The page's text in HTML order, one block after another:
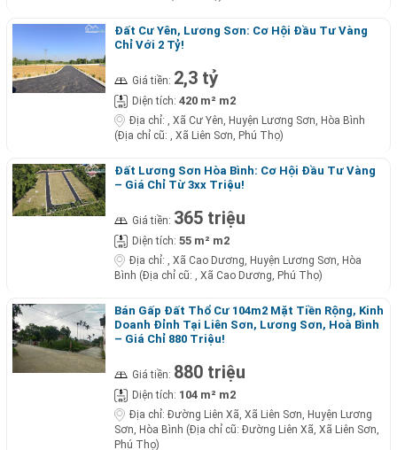
Đất Cư Yên, Lương Sơn: Cơ Hội Đầu Tư Vàng
Chỉ Với 2 Tỷ!
Giá tiền: 2,3 tỷ
Diện tích: 420 m² m2
Địa chỉ:
, Xã Cư Yên, Huyện Lương Sơn, Hòa Bình
(Địa chỉ cũ: , Xã Liên Sơn, Phú Thọ)
Đất Lương Sơn Hòa Bình: Cơ Hội Đầu Tư Vàng
– Giá Chỉ Từ 3xx Triệu!
Giá tiền: 365 triệu
Diện tích: 55 m² m2
Địa chỉ:
, Xã Cao Dương, Huyện Lương Sơn, Hòa
Bình (Địa chỉ cũ: , Xã Cao Dương, Phú Thọ)
Bán Gấp Đất Thổ Cư 104m2 Mặt Tiền Rộng, Kinh
Doanh Đỉnh Tại Liên Sơn, Lương Sơn, Hoà Bình
– Giá Chỉ 880 Triệu!
Giá tiền: 880 triệu
Diện tích: 104 m² m2
Địa chỉ: Đường Liên Xã, Xã Liên Sơn, Huyện Lương
Sơn, Hòa Bình (Địa chỉ cũ: Đường Liên Xã, Xã Liên Sơn,
Phú Thọ)